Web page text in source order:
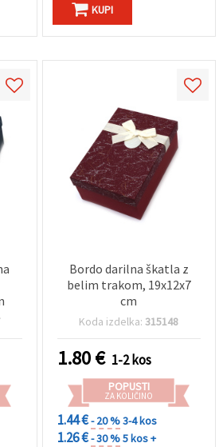
KUPI
Bordo darilna škatla z
belim trakom, 19x12x7
cm
Koda izdelka:315148
1.80€ 1-2 kos
POPUSTI
ZA KOLIČINO
1.44 €- 20 %3-4 kos
1.26 €- 30 %5 kos +